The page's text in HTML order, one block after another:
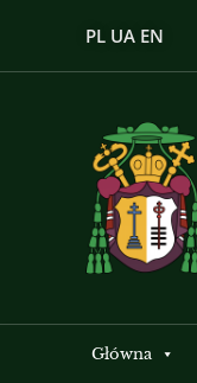
PL UA EN
Główna